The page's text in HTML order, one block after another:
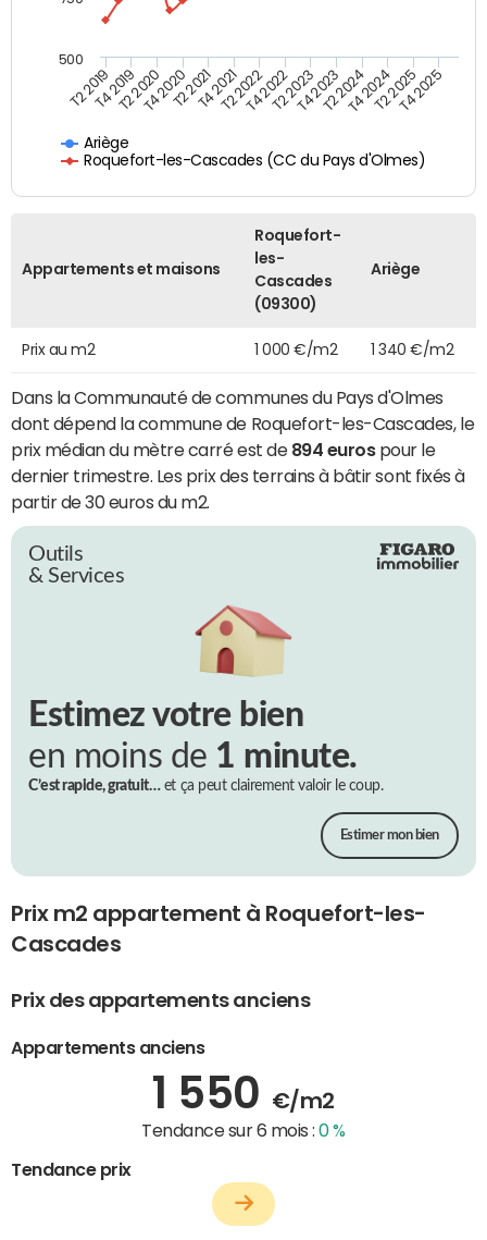
Ariège
Roquefort-les-Cascades (CC du Pays d'Olmes)
T2 2019T4 2019T2 2020T4 2020T2 2021T4 2021T2 2022T4 2022T2 2023T4 2023T2 2024T4 2024T2 2025T4 2025
500
Appartements et maisons
Roquefort-
les-
Cascades
(09300)
Ariège
Prix au m2 1 000 €/m2 1 340 €/m2
Dans la Communauté de communes du Pays d'Olmes
dont dépend la commune de Roquefort-les-Cascades, le
prix médian du mètre carré est de 894 eurospour le
dernier trimestre. Les prix des terrains à bâtir sont fixés à
partir de 30 euros du m2.
Outils
& Services
Estimez votre bien
en moins de 1 minute.
C’est rapide, gratuit…et ça peut clairement valoir le coup.
Estimer mon bien
Prix m2 appartement à Roquefort-les-
Cascades
Prix des appartements anciens
Appartements anciens
1 550 €/m2
Tendance sur 6 mois :0 %
Tendance prix